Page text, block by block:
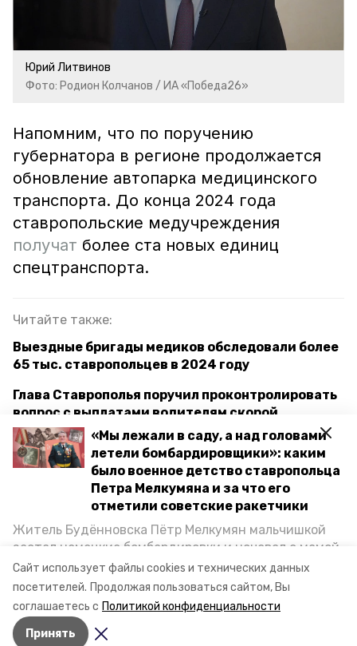
Сайт использует файлы cookies и технических данных
посетителей. Продолжая пользоваться сайтом, Вы
соглашаетесь с Политикой конфиденциальности
Принять
«Мы лежали в саду, а над головами
летели бомбардировщики»: каким
было военное детство ставропольца
Петра Мелкумяна и за что его
отметили советские ракетчики
Житель Будённовска Пётр Мелкумян мальчишкой
застал немецкие бомбардировки и ночевал с мамой
под открытым небом, когда гитлеровцы заняли их
дом. Чем запомнились эти дни, как выживали после
и чем Пётр помог ракетным войскам — в новом
материале спецпроекта «Победы26» «Дети
Великой Отечественной».
Юрий Литвинов
Фото: Родион Колчанов / ИА «Победа26»
Напомним, что по поручению
губернатора в регионе продолжается
обновление автопарка медицинского
транспорта. До конца 2024 года
ставропольские медучреждения
получат более ста новых единиц
спецтранспорта.
Читайте также:
Выездные бригады медиков обследовали более
65 тыс. ставропольцев в 2024 году
Глава Ставрополья поручил проконтролировать
вопрос с выплатами водителям скорой
Более 250 врачей придут работать в
ставропольские медучреждения в 2024 году
минздрав
Авторы: Анастасия Матюшенко